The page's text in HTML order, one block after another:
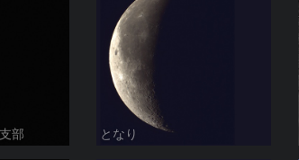
部 となり